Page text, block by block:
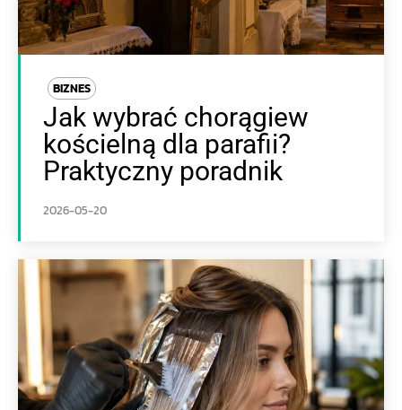
BIZNES
Jak wybrać chorągiew
kościelną dla parafii?
Praktyczny poradnik
2026-05-20